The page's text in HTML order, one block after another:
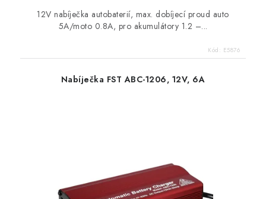
12V nabíječka autobaterií, max. dobíjecí proud auto
5A/moto 0.8A, pro akumulátory 1.2 –...
Kód: E5876
Nabíječka FST ABC-1206, 12V, 6A